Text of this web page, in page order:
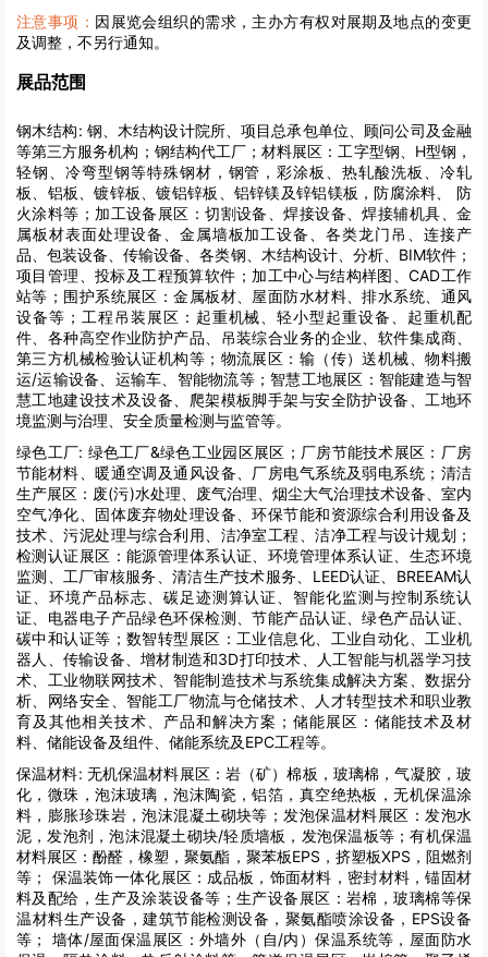
注意事项： 因展览会组织的需求，主办方有权对展期及地点的变更
及调整，不另行通知。
展品范围
钢木结构: 钢、木结构设计院所、项目总承包单位、顾问公司及金融
等第三方服务机构；钢结构代工厂；材料展区：工字型钢、H型钢，
轻钢、冷弯型钢等特殊钢材，钢管，彩涂板、热轧酸洗板、冷轧
板、铝板、镀锌板、镀铝锌板、铝锌镁及锌铝镁板，防腐涂料、 防
火涂料等；加工设备展区：切割设备、焊接设备、焊接辅机具、金
属板材表面处理设备、金属墙板加工设备、各类龙门吊、连接产
品、包装设备、传输设备、各类钢、木结构设计、分析、BIM软件；
项目管理、投标及工程预算软件；加工中心与结构样图、CAD工作
站等；围护系统展区：金属板材、屋面防水材料、排水系统、通风
设备等；工程吊装展区：起重机械、轻小型起重设备、起重机配
件、各种高空作业防护产品、吊装综合业务的企业、软件集成商、
第三方机械检验认证机构等；物流展区：输（传）送机械、物料搬
运/运输设备、运输车、智能物流等；智慧工地展区：智能建造与智
慧工地建设技术及设备、爬架模板脚手架与安全防护设备、工地环
境监测与治理、安全质量检测与监管等。
绿色工厂: 绿色工厂&绿色工业园区展区；厂房节能技术展区：厂房
节能材料、暖通空调及通风设备、厂房电气系统及弱电系统；清洁
生产展区：废(污)水处理、废气治理、烟尘大气治理技术设备、室内
空气净化、固体废弃物处理设备、环保节能和资源综合利用设备及
技术、污泥处理与综合利用、洁净室工程、洁净工程与设计规划；
检测认证展区：能源管理体系认证、环境管理体系认证、生态环境
监测、工厂审核服务、清洁生产技术服务、LEED认证、BREEAM认
证、环境产品标志、碳足迹测算认证、智能化监测与控制系统认
证、电器电子产品绿色环保检测、节能产品认证、绿色产品认证、
碳中和认证等；数智转型展区：工业信息化、工业自动化、工业机
器人、传输设备、增材制造和3D打印技术、人工智能与机器学习技
术、工业物联网技术、智能制造技术与系统集成解决方案、数据分
析、网络安全、智能工厂物流与仓储技术、人才转型技术和职业教
育及其他相关技术、产品和解决方案；储能展区：储能技术及材
料、储能设备及组件、储能系统及EPC工程等。
保温材料: 无机保温材料展区：岩（矿）棉板，玻璃棉，气凝胶，玻
化，微珠，泡沫玻璃，泡沫陶瓷，铝箔，真空绝热板，无机保温涂
料，膨胀珍珠岩，泡沫混凝土砌块等；发泡保温材料展区：发泡水
泥，发泡剂，泡沫混凝土砌块/轻质墙板，发泡保温板等；有机保温
材料展区：酚醛，橡塑，聚氨酯，聚苯板EPS，挤塑板XPS，阻燃剂
等； 保温装饰一体化展区：成品板，饰面材料，密封材料，锚固材
料及配给，生产及涂装设备等；生产设备展区：岩棉，玻璃棉等保
温材料生产设备，建筑节能检测设备，聚氨酯喷涂设备，EPS设备
等； 墙体/屋面保温展区：外墙外（自/内）保温系统等，屋面防水